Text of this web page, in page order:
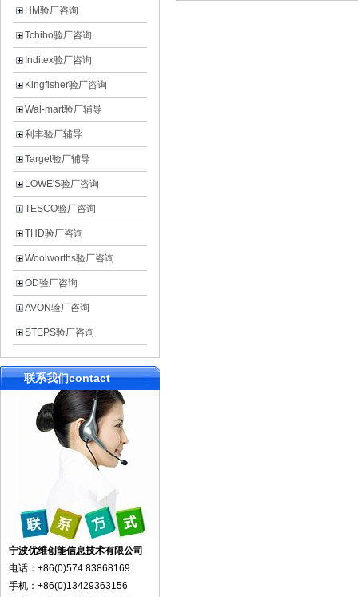
HM验厂咨询
Tchibo验厂咨询
Inditex验厂咨询
Kingfisher验厂咨询
Wal-mart验厂辅导
利丰验厂辅导
Target验厂辅导
LOWE'S验厂咨询
TESCO验厂咨询
THD验厂咨询
Woolworths验厂咨询
OD验厂咨询
AVON验厂咨询
STEPS验厂咨询
联系我们contact
宁波优维创能信息技术有限公司
电话：+86(0)574 83868169
手机：+86(0)13429363156